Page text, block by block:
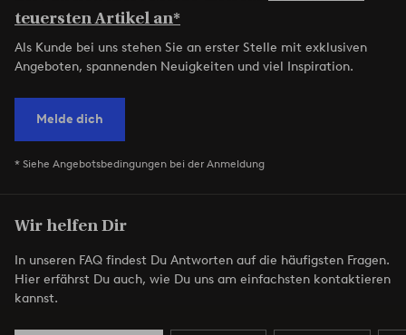
teuersten Artikel an*
Als Kunde bei uns stehen Sie an erster Stelle mit exklusiven
Angeboten, spannenden Neuigkeiten und viel Inspiration.
Melde dich
* Siehe Angebotsbedingungen bei der Anmeldung
Wir helfen Dir
In unseren FAQ findest Du Antworten auf die häufigsten Fragen.
Hier erfährst Du auch, wie Du uns am einfachsten kontaktieren
kannst.